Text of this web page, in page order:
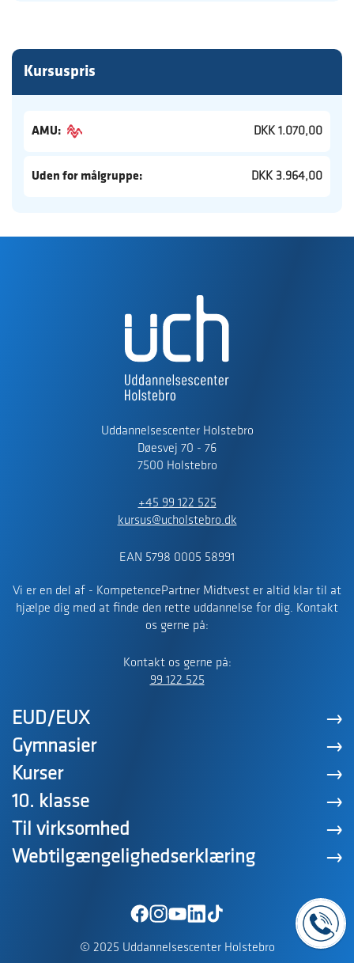
Kursuspris
AMU: DKK 1.070,00
Uden for målgruppe: DKK 3.964,00
Uddannelsescenter Holstebro
Døesvej 70 - 76
7500 Holstebro
+45 99 122 525
kursus@ucholstebro.dk
EAN 5798 0005 58991
Vi er en del af - KompetencePartner Midtvest er altid klar til at
hjælpe dig med at finde den rette uddannelse for dig. Kontakt
os gerne på:
Kontakt os gerne på:
99 122 525
EUD/EUX
Gymnasier
Kurser
10. klasse
Til virksomhed
Webtilgængelighedserklæring
© 2025 Uddannelsescenter Holstebro